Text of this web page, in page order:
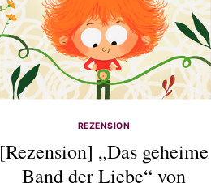
REZENSION
[Rezension] „Das geheime
Band der Liebe“ von